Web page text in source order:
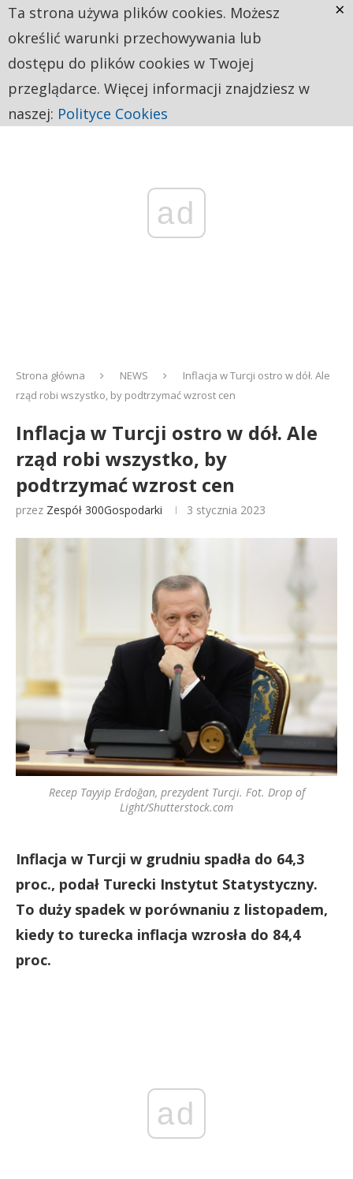
ad
Strona główna NEWS
Inflacja w Turcji ostro w dół. Ale
rząd robi wszystko, by podtrzymać wzrost cen
Inflacja w Turcji ostro w dół. Ale
rząd robi wszystko, by
podtrzymać wzrost cen
przez Zespół 300Gospodarki 3 stycznia 2023
Recep Tayyip Erdoğan, prezydent Turcji. Fot. Drop of
Light/Shutterstock.com
Inflacja w Turcji w grudniu spadła do 64,3
proc., podał Turecki Instytut Statystyczny.
To duży spadek w porównaniu z listopadem,
kiedy to turecka inflacja wzrosła do 84,4
proc.
ad
Ta strona używa plików cookies. Możesz
określić warunki przechowywania lub
dostępu do plików cookies w Twojej
przeglądarce. Więcej informacji znajdziesz w
naszej: Polityce Cookies
×